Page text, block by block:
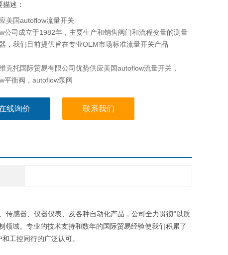
描述：
美国autoflow流量开关
公司成立于1982年，主要生产和销售阀门和流程变量的测量
，我们目前提供旨在专业OEM市场标准流量开关产品
克托国际贸易有限公司优势供应美国autoflow流量开关，
平衡阀，autoflow泵阀
线询价 联系我们
传感器、仪器仪表、及各种自动化产品，公司全力贯彻 “ 以质
领域。专业的技术支持和数年的国际贸易经验使我们积累了
工控同行的广泛认可。